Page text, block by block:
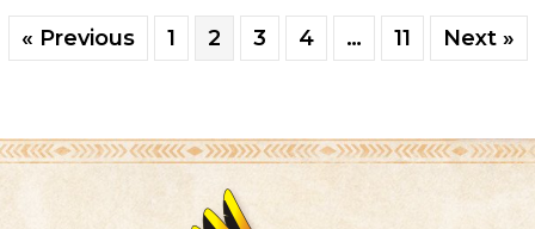
« Previous 1 2 3 4 … 11 Next »